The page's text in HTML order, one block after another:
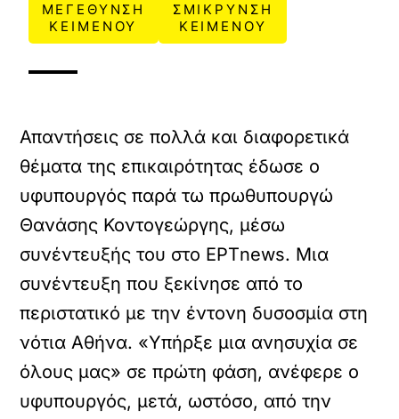
ΜΕΓΕΘΥΝΣΗ
ΚΕΙΜΕΝΟΥ
ΣΜΙΚΡΥΝΣΗ
ΚΕΙΜΕΝΟΥ
Απαντήσεις σε πολλά και διαφορετικά
θέματα της επικαιρότητας έδωσε ο
υφυπουργός παρά τω πρωθυπουργώ
Θανάσης Κοντογεώργης, μέσω
συνέντευξής του στο ΕΡΤnews. Μια
συνέντευξη που ξεκίνησε από το
περιστατικό με την έντονη δυσοσμία στη
νότια Αθήνα. «Υπήρξε μια ανησυχία σε
όλους μας» σε πρώτη φάση, ανέφερε ο
υφυπουργός, μετά, ωστόσο, από την